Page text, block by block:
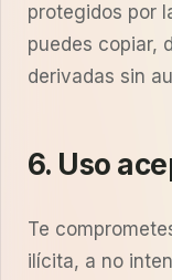
protegidos por
puedes copiar,
derivadas sin
6. Uso
Te
ilícita, a no